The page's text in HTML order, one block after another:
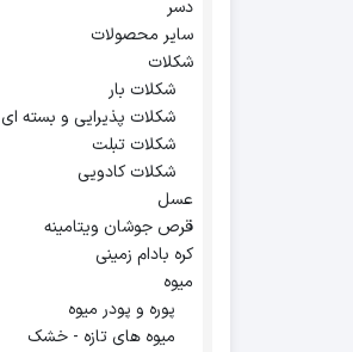
دسر
سایر محصولات
شکلات
شکلات بار
شکلات پذیرایی و بسته ای
شکلات تبلت
شکلات کادویی
عسل
قرص جوشان ویتامینه
کره بادام زمینی
میوه
پوره و پودر میوه
میوه های تازه - خشک